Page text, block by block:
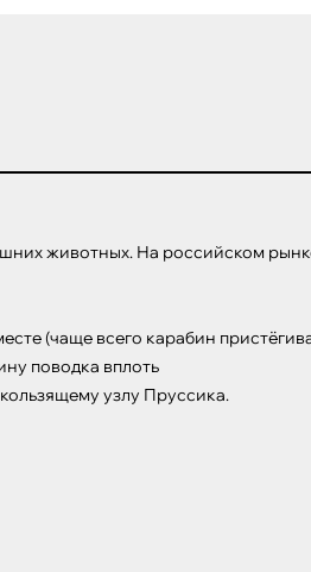
животных. На российском
(чаще всего карабин
поводка вплоть
узлу Пруссика.